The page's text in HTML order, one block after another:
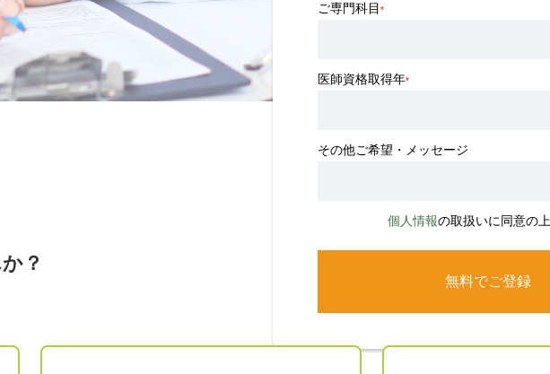
ご専門科目 *
医師資格取得年*
その他ご希望・メッセージ
個人情報の取扱いに同意の
？